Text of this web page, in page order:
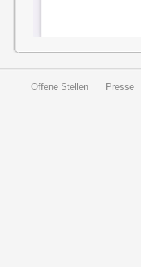
Offene Stellen Presse